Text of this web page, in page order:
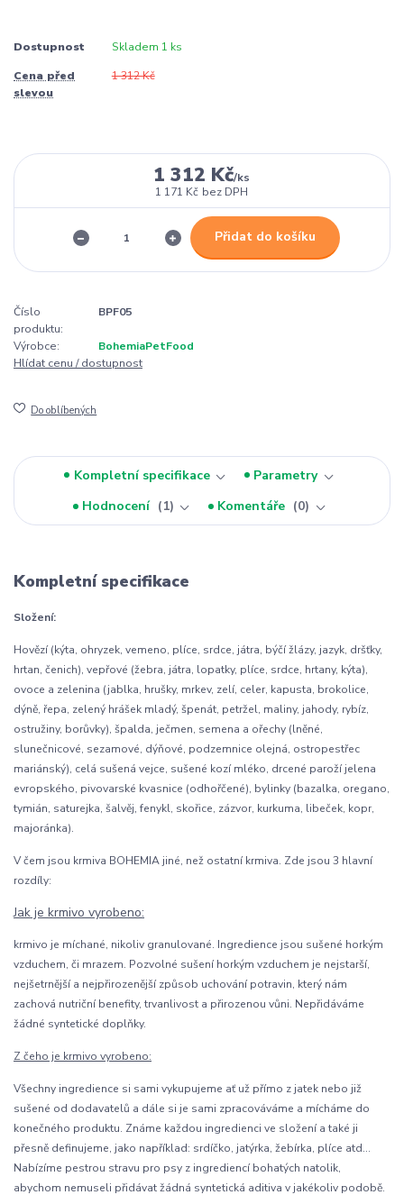
Dostupnost Skladem 1 ks
Cena před
slevou
1 312 Kč
1 312 Kč/ks
1 171 Kč bez DPH
Přidat do košíku
Číslo
produktu:
BPF05
Výrobce:
BohemiaPetFood
Hlídat cenu / dostupnost
Do oblíbených
Kompletní specifikace
Parametry
Hodnocení
1 Komentáře 0
Kompletní specifikace
Složení:
Hovězí (kýta, ohryzek, vemeno, plíce, srdce, játra, býčí žlázy, jazyk, dršťky,
hrtan, čenich), vepřové (žebra, játra, lopatky, plíce, srdce, hrtany, kýta),
ovoce a zelenina (jablka, hrušky, mrkev, zelí, celer, kapusta, brokolice,
dýně, řepa, zelený hrášek mladý, špenát, petržel, maliny, jahody, rybíz,
ostružiny, borůvky), špalda, ječmen, semena a ořechy (lněné,
slunečnicové, sezamové, dýňové, podzemnice olejná, ostropestřec
mariánský), celá sušená vejce, sušené kozí mléko, drcené paroží jelena
evropského, pivovarské kvasnice (odhořčené), bylinky (bazalka, oregano,
tymián, saturejka, šalvěj, fenykl, skořice, zázvor, kurkuma, libeček, kopr,
majoránka).
V čem jsou krmiva BOHEMIA jiné, než ostatní krmiva. Zde jsou 3 hlavní
rozdíly:
Jak je krmivo vyrobeno:
krmivo je míchané, nikoliv granulované. Ingredience jsou sušené horkým
vzduchem, či mrazem. Pozvolné sušení horkým vzduchem je nejstarší,
nejšetrnější a nejpřirozenější způsob uchování potravin, který nám
zachová nutriční benefity, trvanlivost a přirozenou vůni. Nepřidáváme
žádné syntetické doplňky.
Z čeho je krmivo vyrobeno:
Všechny ingredience si sami vykupujeme ať už přímo z jatek nebo již
sušené od dodavatelů a dále si je sami zpracováváme a mícháme do
konečného produktu. Známe každou ingredienci ve složení a také ji
přesně definujeme, jako například: srdíčko, jatýrka, žebírka, plíce atd...
Nabízíme pestrou stravu pro psy z ingrediencí bohatých natolik,
abychom nemuseli přidávat žádná syntetická aditiva v jakékoliv podobě.